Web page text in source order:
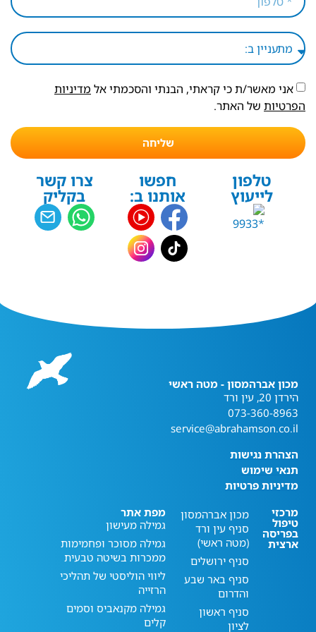
אני מאשר/ת כי קראתי, הבנתי והסכמתי אל מדיניות
הפרטיות של האתר.
שליחה
טלפון
לייעוץ
חפשו
אותנו ב:
צרו קשר
בקליק
מכון אברהמסון - מטה ראשי
הירדן 20, עין ורד
073-360-8963
service@abrahamson.co.il
הצהרת נגישות
תנאי שימוש
מדיניות פרטיות
מרכזי
טיפול
בפריסה
ארצית
מכון אברהמסון
סניף עין ורד
(מטה ראשי)
סניף ירושלים
סניף באר שבע
והדרום
סניף ראשון
לציון
מפת אתר
גמילה מעישון
גמילה מסוכר ופחמימות
ממכרות בשיטה טבעית
ליווי הוליסטי של תהליכי
הרזייה
גמילה מקנאביס וסמים
קלים